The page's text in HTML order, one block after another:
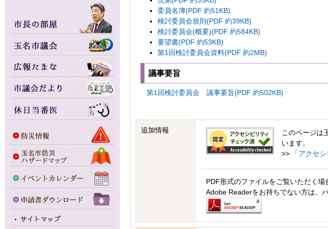
委員名簿(PDF 約51KB)
検討委員会規則(PDF 約39KB)
検討委員会(概要)(PDF 約584KB)
要望書(PDF 約53KB)
第1回検討委員会資料(PDF 約2MB)
議事要旨
第1回検討委員会 議事要旨(PDF 約502KB)
追加情報
このページは
います。
>>
「アクセ
PDF形式のファイルをご覧いただく
Adobe Readerをお持ちでない方は、